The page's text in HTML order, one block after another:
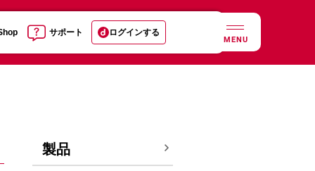
サポート ログインする
MENU
製品